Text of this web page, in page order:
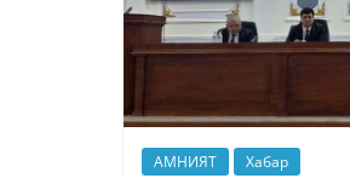
АМНИЯТ Хабар